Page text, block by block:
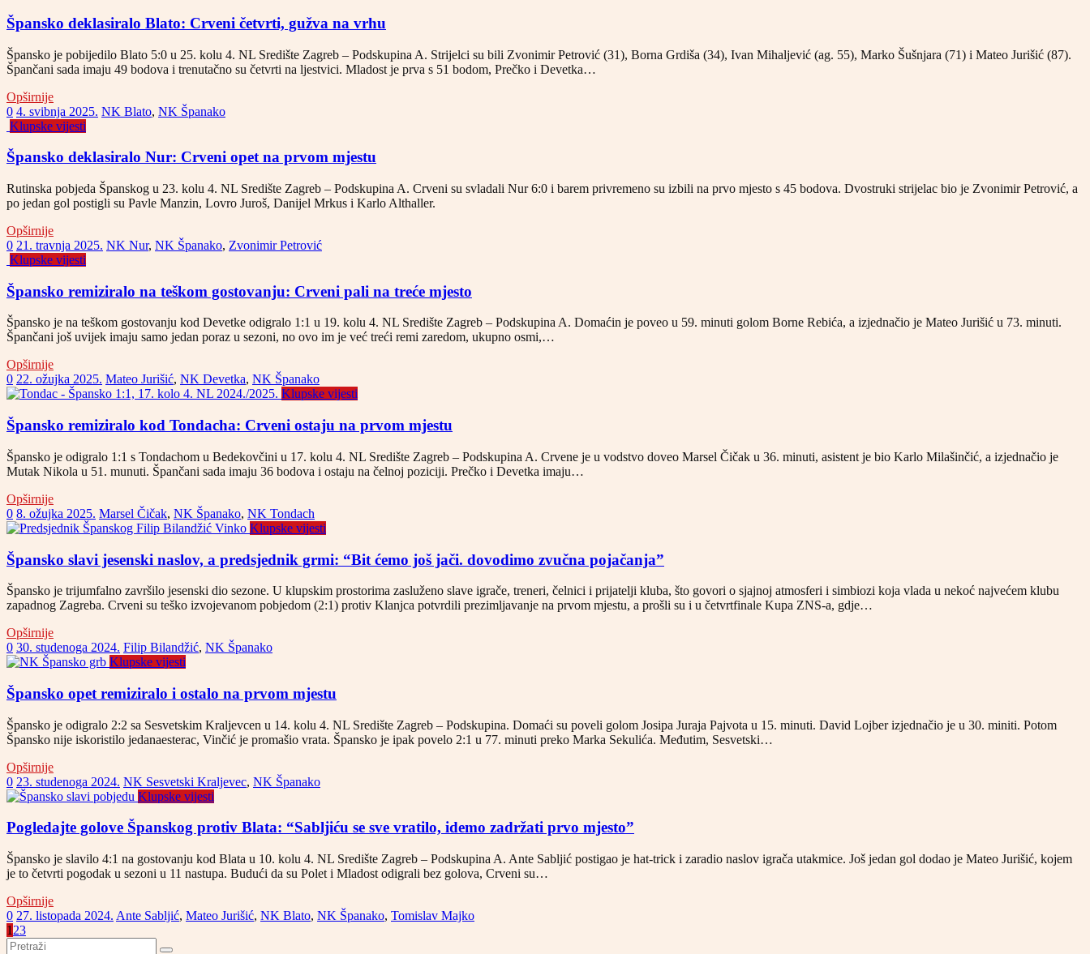
Špansko deklasiralo Blato: Crveni četvrti, gužva na vrhu
Špansko je pobijedilo Blato 5:0 u 25. kolu 4. NL Središte Zagreb – Podskupina A. Strijelci su bili Zvonimir Petrović (31), Borna Grdiša (34), Ivan Mihaljević (ag. 55), Marko Šušnjara (71) i Mateo Jurišić (87).
Špančani sada imaju 49 bodova i trenutačno su četvrti na ljestvici. Mladost je prva s 51 bodom, Prečko i Devetka…
Opširnije
0 4. svibnja 2025. NK Blato, NK Španako
Klupske vijesti
Špansko deklasiralo Nur: Crveni opet na prvom mjestu
Rutinska pobjeda Španskog u 23. kolu 4. NL Središte Zagreb – Podskupina A. Crveni su svladali Nur 6:0 i barem privremeno su izbili na prvo mjesto s 45 bodova. Dvostruki strijelac bio je Zvonimir Petrović, a
po jedan gol postigli su Pavle Manzin, Lovro Juroš, Danijel Mrkus i Karlo Althaller.
Opširnije
0 21. travnja 2025. NK Nur, NK Španako, Zvonimir Petrović
Klupske vijesti
Špansko remiziralo na teškom gostovanju: Crveni pali na treće mjesto
Špansko je na teškom gostovanju kod Devetke odigralo 1:1 u 19. kolu 4. NL Središte Zagreb – Podskupina A. Domaćin je poveo u 59. minuti golom Borne Rebića, a izjednačio je Mateo Jurišić u 73. minuti.
Špančani još uvijek imaju samo jedan poraz u sezoni, no ovo im je već treći remi zaredom, ukupno osmi,…
Opširnije
0 22. ožujka 2025. Mateo Jurišić, NK Devetka, NK Španako
Klupske vijesti
Špansko remiziralo kod Tondacha: Crveni ostaju na prvom mjestu
Špansko je odigralo 1:1 s Tondachom u Bedekovčini u 17. kolu 4. NL Središte Zagreb – Podskupina A. Crvene je u vodstvo doveo Marsel Čičak u 36. minuti, asistent je bio Karlo Milašinčić, a izjednačio je
Mutak Nikola u 51. munuti. Špančani sada imaju 36 bodova i ostaju na čelnoj poziciji. Prečko i Devetka imaju…
Opširnije
0 8. ožujka 2025. Marsel Čičak, NK Španako, NK Tondach
Klupske vijesti
Špansko slavi jesenski naslov, a predsjednik grmi: “Bit ćemo još jači. dovodimo zvučna pojačanja”
Špansko je trijumfalno završilo jesenski dio sezone. U klupskim prostorima zasluženo slave igrače, treneri, čelnici i prijatelji kluba, što govori o sjajnoj atmosferi i simbiozi koja vlada u nekoć najvećem klubu
zapadnog Zagreba. Crveni su teško izvojevanom pobjedom (2:1) protiv Klanjca potvrdili prezimljavanje na prvom mjestu, a prošli su i u četvrtfinale Kupa ZNS-a, gdje…
Opširnije
0 30. studenoga 2024. Filip Bilandžić, NK Španako
Klupske vijesti
Špansko opet remiziralo i ostalo na prvom mjestu
Špansko je odigralo 2:2 sa Sesvetskim Kraljevcen u 14. kolu 4. NL Središte Zagreb – Podskupina. Domaći su poveli golom Josipa Juraja Pajvota u 15. minuti. David Lojber izjednačio je u 30. miniti. Potom
Špansko nije iskoristilo jedanaesterac, Vinčić je promašio vrata. Špansko je ipak povelo 2:1 u 77. minuti preko Marka Sekulića. Međutim, Sesvetski…
Opširnije
0 23. studenoga 2024. NK Sesvetski Kraljevec, NK Španako
Klupske vijesti
Pogledajte golove Španskog protiv Blata: “Sabljiću se sve vratilo, idemo zadržati prvo mjesto”
Špansko je slavilo 4:1 na gostovanju kod Blata u 10. kolu 4. NL Središte Zagreb – Podskupina A. Ante Sabljić postigao je hat-trick i zaradio naslov igrača utakmice. Još jedan gol dodao je Mateo Jurišić, kojem
je to četvrti pogodak u sezoni u 11 nastupa. Budući da su Polet i Mladost odigrali bez golova, Crveni su…
Opširnije
0 27. listopada 2024. Ante Sabljić, Mateo Jurišić, NK Blato, NK Španako, Tomislav Majko
1 23